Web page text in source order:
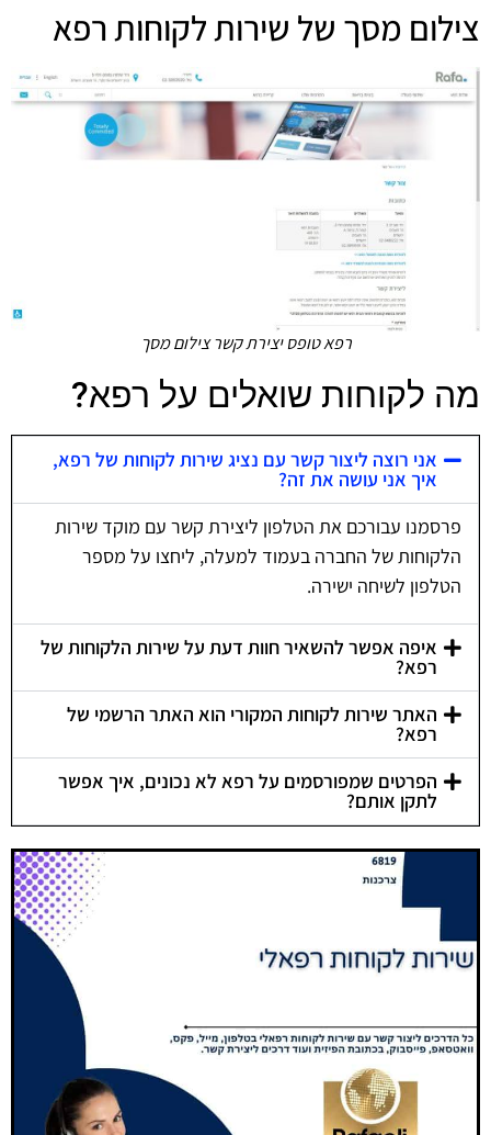
צילום מסך של שירות לקוחות רפא
רפא טופס יצירת קשר צילום מסך
מה לקוחות שואלים על רפא?
אני רוצה ליצור קשר עם נציג שירות לקוחות של רפא,
איך אני עושה את זה?
פרסמנו עבורכם את הטלפון ליצירת קשר עם מוקד שירות
הלקוחות של החברה בעמוד למעלה, ליחצו על מספר
הטלפון לשיחה ישירה.
איפה אפשר להשאיר חוות דעת על שירות הלקוחות של
רפא?
האתר שירות לקוחות המקורי הוא האתר הרשמי של
רפא?
הפרטים שמפורסמים על רפא לא נכונים, איך אפשר
לתקן אותם?